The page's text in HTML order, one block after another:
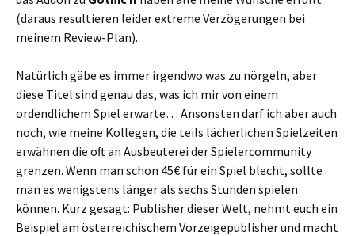
(daraus resultieren leider extreme Verzögerungen bei
meinem Review-Plan).
Natürlich gäbe es immer irgendwo was zu nörgeln, aber
diese Titel sind genau das, was ich mir von einem
ordendlichem Spiel erwarte… Ansonsten darf ich aber auch
noch, wie meine Kollegen, die teils lächerlichen Spielzeiten
erwähnen die oft an Ausbeuterei der Spielercommunity
grenzen. Wenn man schon 45€ für ein Spiel blecht, sollte
man es wenigstens länger als sechs Stunden spielen
können. Kurz gesagt: Publisher dieser Welt, nehmt euch ein
Beispiel am österreichischem Vorzeigepublisher und macht